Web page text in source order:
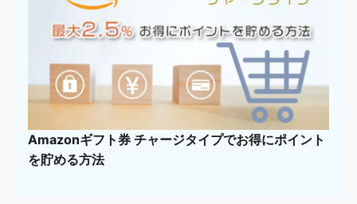
Amazonギフト券 チャージタイプでお得にポイント
を貯める方法